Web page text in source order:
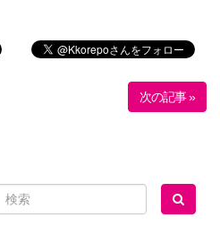
次の記事 »